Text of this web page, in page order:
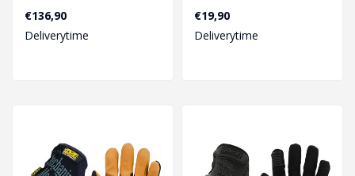
lichtgewicht low profile
€136,90
Deliverytime
handschoenen zijn er.
Neem het heft in..
€19,90
Deliverytime